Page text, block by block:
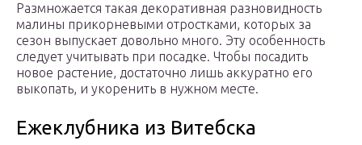
Размножается такая декоративная разновидность
малины прикорневыми отростками, которых за
сезон выпускает довольно много. Эту особенность
следует учитывать при посадке. Чтобы посадить
новое растение, достаточно лишь аккуратно его
выкопать, и укоренить в нужном месте.
Ежеклубника из Витебска